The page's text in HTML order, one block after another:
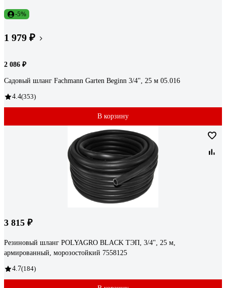
-5%
1 979 ₽
2 086 ₽
Садовый шланг Fachmann Garten Beginn 3/4", 25 м 05.016
4.4(353)
В корзину
3 815 ₽
Резиновый шланг POLYAGRO BLACK ТЭП, 3/4", 25 м,
армированный, морозостойкий 7558125
4.7(184)